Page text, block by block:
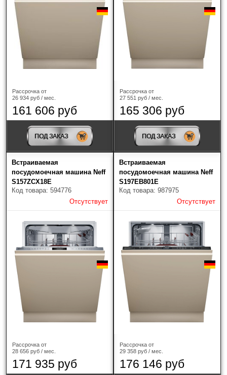
Страна-производитель
Home Conect
Популярное
Московской области, Калуге и Калужской области.
Доставка по России и Беларуси
Доставка в регионы (кроме Москвы и Московской
Рассрочка от
26 934 руб / мес.
161 606 руб
ПОД ЗАКАЗ
Рассрочка от
27 551 руб / мес.
165 306 руб
ПОД ЗАКАЗ
Встраиваемая
посудомоечная машина Neff
S157ZCX18E
Код товара: 594776
Отсутствует
Рассрочка от
28 656 руб / мес.
171 935 руб
Встраиваемая
посудомоечная машина Neff
S197EB801E
Код товара: 987975
Отсутствует
Рассрочка от
29 358 руб / мес.
176 146 руб